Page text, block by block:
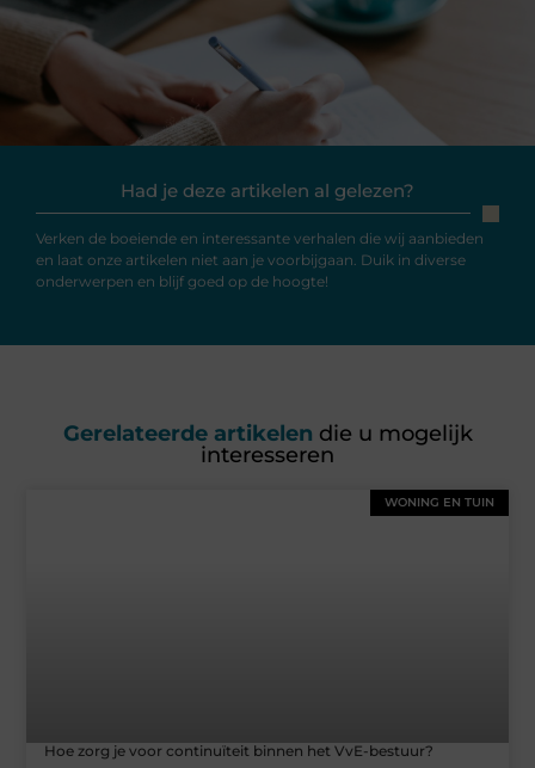
Had je deze artikelen al gelezen?
Verken de boeiende en interessante verhalen die wij aanbieden
en laat onze artikelen niet aan je voorbijgaan. Duik in diverse
onderwerpen en blijf goed op de hoogte!
Gerelateerde artikelen die u mogelijk
interesseren
WONING EN TUIN
Hoe zorg je voor continuïteit binnen het VvE-bestuur?